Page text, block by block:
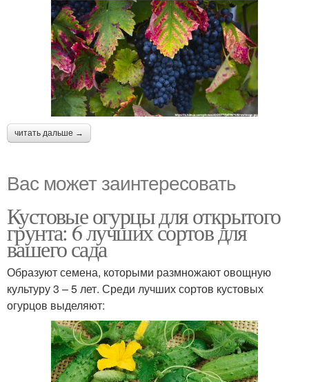
читать дальше →
Вас может заинтересовать
Кустовые огурцы для открытого
грунта: 6 лучших сортов для
вашего сада
Образуют семена, которыми размножают овощную
культуру 3 – 5 лет. Среди лучших сортов кустовых
огурцов выделяют: